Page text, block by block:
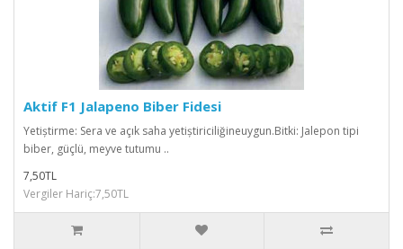
Aktif F1 Jalapeno Biber Fidesi
Yetiștirme: Sera ve açık saha yetiștiriciliğineuygun.Bitki: Jalepon tipi
biber, güçlü, meyve tutumu ..
7,50TL
Vergiler Hariç:7,50TL